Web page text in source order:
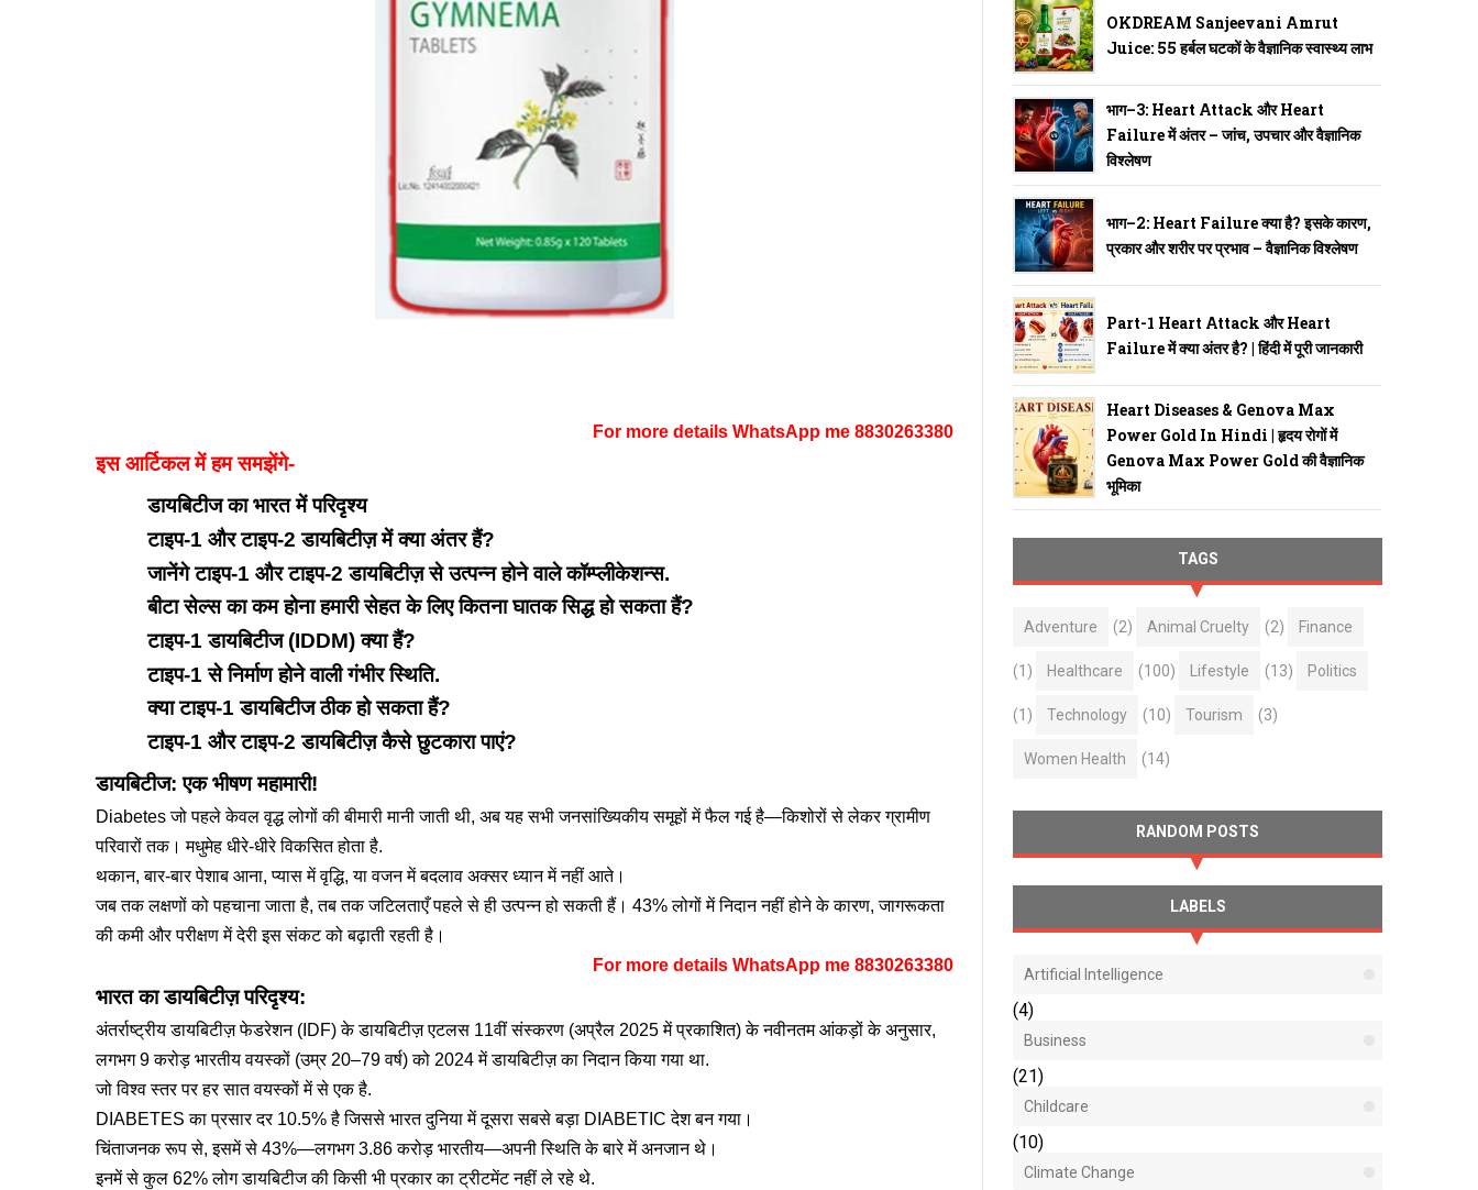
For more details WhatsApp me 8830263380
इस आर्टिकल में हम समझेंगे-
डायबिटीज का भारत में परिदृश्य
टाइप-1 और टाइप-2 डायबिटीज़ में क्या अंतर हैं?
जानेंगे टाइप-1 और टाइप-2 डायबिटीज़ से उत्पन्न होने वाले कॉम्प्लीकेशन्स.
बीटा सेल्स का कम होना हमारी सेहत के लिए कितना घातक सिद्ध हो सकता हैं?
टाइप-1 डायबिटीज (IDDM) क्या हैं?
टाइप-1 से निर्माण होने वाली गंभीर स्थिति.
क्या टाइप-1 डायबिटीज ठीक हो सकता हैं?
टाइप-1 और टाइप-2 डायबिटीज़ कैसे छुटकारा पाएं?
डायबिटीज: एक भीषण महामारी!
Diabetes जो पहले केवल वृद्ध लोगों की बीमारी मानी जाती थी, अब यह सभी जनसांख्यिकीय समूहों में फैल गई है—किशोरों से लेकर ग्रामीण
परिवारों तक। मधुमेह धीरे-धीरे विकसित होता है.
थकान, बार-बार पेशाब आना, प्यास में वृद्धि, या वजन में बदलाव अक्सर ध्यान में नहीं आते।
जब तक लक्षणों को पहचाना जाता है, तब तक जटिलताएँ पहले से ही उत्पन्न हो सकती हैं। 43% लोगों में निदान नहीं होने के कारण, जागरूकता
की कमी और परीक्षण में देरी इस संकट को बढ़ाती रहती है।
For more details WhatsApp me 8830263380
भारत का डायबिटीज़ परिदृश्य:
अंतर्राष्ट्रीय डायबिटीज़ फेडरेशन (IDF) के डायबिटीज़ एटलस 11वीं संस्करण (अप्रैल 2025 में प्रकाशित) के नवीनतम आंकड़ों के अनुसार,
लगभग 9 करोड़ भारतीय वयस्कों (उम्र 20–79 वर्ष) को 2024 में डायबिटीज़ का निदान किया गया था.
जो विश्व स्तर पर हर सात वयस्कों में से एक है.
DIABETES का प्रसार दर 10.5% है जिससे भारत दुनिया में दूसरा सबसे बड़ा DIABETIC देश बन गया।
चिंताजनक रूप से, इसमें से 43%—लगभग 3.86 करोड़ भारतीय—अपनी स्थिति के बारे में अनजान थे।
इनमें से कुल 62% लोग डायबिटीज की किसी भी प्रकार का ट्रीटमेंट नहीं ले रहे थे.
OKDREAM Sanjeevani Amrut
Juice: 55 हर्बल घटकों के वैज्ञानिक स्वास्थ्य लाभ
भाग–3: Heart Attack और Heart
Failure में अंतर – जांच, उपचार और वैज्ञानिक
विश्लेषण
भाग–2: Heart Failure क्या है? इसके कारण,
प्रकार और शरीर पर प्रभाव – वैज्ञानिक विश्लेषण
Part-1 Heart Attack और Heart
Failure में क्या अंतर है? | हिंदी में पूरी जानकारी
Heart Diseases & Genova Max
Power Gold In Hindi | हृदय रोगों में
Genova Max Power Gold की वैज्ञानिक
भूमिका
TAGS
Adventure (2) Animal Cruelty (2) Finance
(1) Healthcare (100) Lifestyle (13) Politics
(1) Technology (10) Tourism (3)
Women Health (14)
RANDOM POSTS
LABELS
Artificial Intelligence
(4)
Business
(21)
Childcare
(10)
Climate Change